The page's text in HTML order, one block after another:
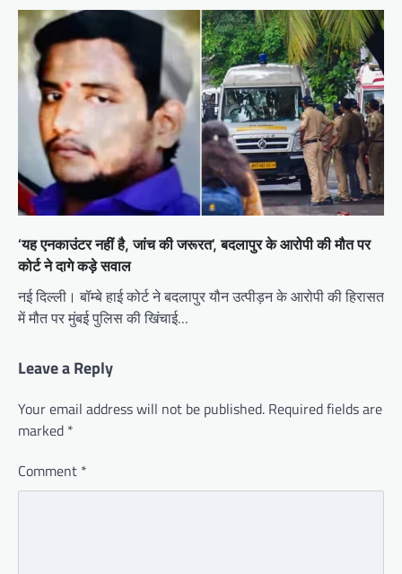
‘यह एनकाउंटर नहीं है, जांच की जरूरत’, बदलापुर के आरोपी की मौत पर
कोर्ट ने दागे कड़े सवाल
नई दिल्ली। बॉम्बे हाई कोर्ट ने बदलापुर यौन उत्पीड़न के आरोपी की हिरासत
में मौत पर मुंबई पुलिस की खिंचाई…
Leave a Reply
Your email address will not be published. Required fields are
marked *
Comment *